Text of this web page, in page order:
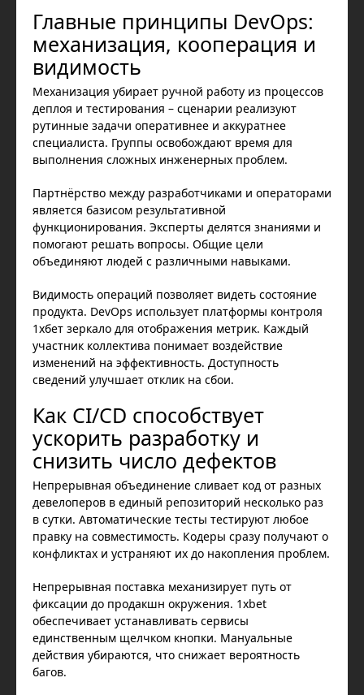
Главные принципы DevOps:
механизация, кооперация и
видимость
Механизация убирает ручной работу из процессов
деплоя и тестирования – сценарии реализуют
рутинные задачи оперативнее и аккуратнее
специалиста. Группы освобождают время для
выполнения сложных инженерных проблем.
Партнёрство между разработчиками и операторами
является базисом результативной
функционирования. Эксперты делятся знаниями и
помогают решать вопросы. Общие цели
объединяют людей с различными навыками.
Видимость операций позволяет видеть состояние
продукта. DevOps использует платформы контроля
1хбет зеркало для отображения метрик. Каждый
участник коллектива понимает воздействие
изменений на эффективность. Доступность
сведений улучшает отклик на сбои.
Как CI/CD способствует
ускорить разработку и
снизить число дефектов
Непрерывная объединение сливает код от разных
девелоперов в единый репозиторий несколько раз
в сутки. Автоматические тесты тестируют любое
правку на совместимость. Кодеры сразу получают о
конфликтах и устраняют их до накопления проблем.
Непрерывная поставка механизирует путь от
фиксации до продакшн окружения. 1xbet
обеспечивает устанавливать сервисы
единственным щелчком кнопки. Мануальные
действия убираются, что снижает вероятность
багов.